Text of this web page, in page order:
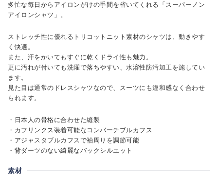
多忙な毎日からアイロンがけの手間を省いてくれる「スーパーノン
アイロンシャツ」。
ストレッチ性に優れるトリコットニット素材のシャツは、動きやす
く快適。
また、汗をかいてもすぐに乾くドライ性も魅力。
更に汚れが付いても洗濯で落ちやすい、水溶性防汚加工を施してい
ます。
見た目は通常のドレスシャツなので、スーツにも違和感なく合わせ
られます。
・日本人の骨格に合わせた縫製
・カフリンクス装着可能なコンバーチブルカフス
・アジャスタブルカフスで袖周りを調節可能
・背ダーツのない綺麗なバックシルエット
素材